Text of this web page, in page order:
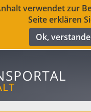
verwendet zur
Seite erklären
Ok,